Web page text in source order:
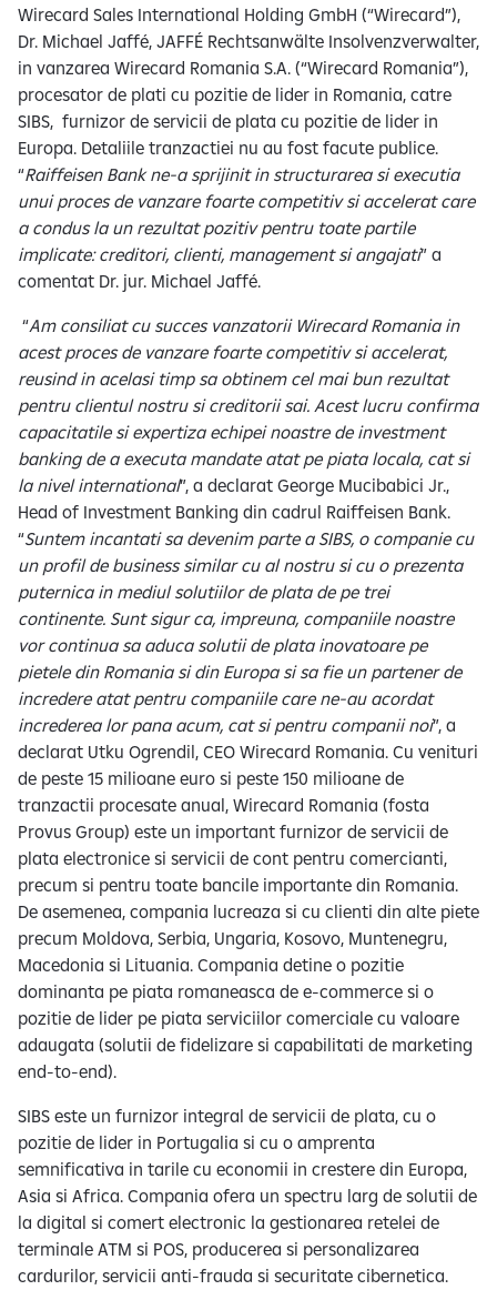
Wirecard Sales International Holding GmbH (“Wirecard”),
Dr. Michael Jaffé, JAFFÉ Rechtsanwälte Insolvenzverwalter,
in vanzarea Wirecard Romania S.A. (“Wirecard Romania”),
procesator de plati cu pozitie de lider in Romania, catre
SIBS, furnizor de servicii de plata cu pozitie de lider in
Europa. Detaliile tranzactiei nu au fost facute publice.
“Raiffeisen Bank ne-a sprijinit in structurarea si executia
unui proces de vanzare foarte competitiv si accelerat care
a condus la un rezultat pozitiv pentru toate partile
implicate: creditori, clienti, management si angajati” a
comentat Dr. jur. Michael Jaffé.
“Am consiliat cu succes vanzatorii Wirecard Romania in
acest proces de vanzare foarte competitiv si accelerat,
reusind in acelasi timp sa obtinem cel mai bun rezultat
pentru clientul nostru si creditorii sai. Acest lucru confirma
capacitatile si expertiza echipei noastre de investment
banking de a executa mandate atat pe piata locala, cat si
la nivel international”, a declarat George Mucibabici Jr.,
Head of Investment Banking din cadrul Raiffeisen Bank.
“Suntem incantati sa devenim parte a SIBS, o companie cu
un profil de business similar cu al nostru si cu o prezenta
puternica in mediul solutiilor de plata de pe trei
continente. Sunt sigur ca, impreuna, companiile noastre
vor continua sa aduca solutii de plata inovatoare pe
pietele din Romania si din Europa si sa fie un partener de
incredere atat pentru companiile care ne-au acordat
increderea lor pana acum, cat si pentru companii noi”, a
declarat Utku Ogrendil, CEO Wirecard Romania. Cu venituri
de peste 15 milioane euro si peste 150 milioane de
tranzactii procesate anual, Wirecard Romania (fosta
Provus Group) este un important furnizor de servicii de
plata electronice si servicii de cont pentru comercianti,
precum si pentru toate bancile importante din Romania.
De asemenea, compania lucreaza si cu clienti din alte piete
precum Moldova, Serbia, Ungaria, Kosovo, Muntenegru,
Macedonia si Lituania. Compania detine o pozitie
dominanta pe piata romaneasca de e-commerce si o
pozitie de lider pe piata serviciilor comerciale cu valoare
adaugata (solutii de fidelizare si capabilitati de marketing
end-to-end).
SIBS este un furnizor integral de servicii de plata, cu o
pozitie de lider in Portugalia si cu o amprenta
semnificativa in tarile cu economii in crestere din Europa,
Asia si Africa. Compania ofera un spectru larg de solutii de
la digital si comert electronic la gestionarea retelei de
terminale ATM si POS, producerea si personalizarea
cardurilor, servicii anti-frauda si securitate cibernetica.